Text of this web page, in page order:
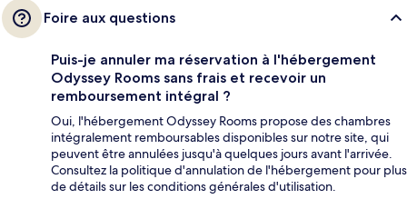
Foire aux questions
Puis-je annuler ma réservation à l'hébergement
Odyssey Rooms sans frais et recevoir un
remboursement intégral ?
Oui, l'hébergement Odyssey Rooms propose des chambres
intégralement remboursables disponibles sur notre site, qui
peuvent être annulées jusqu'à quelques jours avant l'arrivée.
Consultez la politique d'annulation de l'hébergement pour plus
de détails sur les conditions générales d'utilisation.